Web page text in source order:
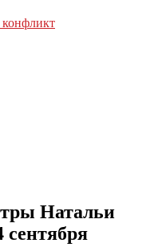
конфликт
Натальи
сентября